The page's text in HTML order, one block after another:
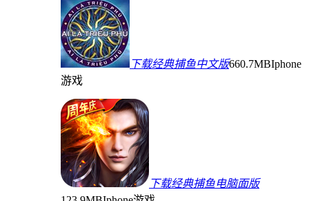
下载经典捕鱼中文版660.7MBIphone
游戏
下载经典捕鱼电脑面版